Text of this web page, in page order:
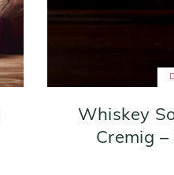
Whiskey
Cremig